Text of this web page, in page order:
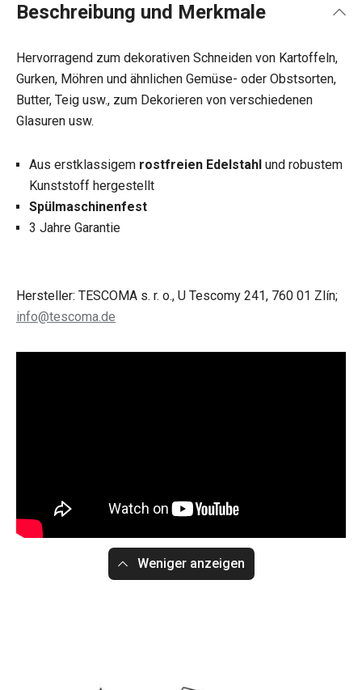
Beschreibung und Merkmale
Hervorragend zum dekorativen Schneiden von Kartoffeln,
Gurken, Möhren und ähnlichen Gemüse- oder Obstsorten,
Butter, Teig usw., zum Dekorieren von verschiedenen
Glasuren usw.
Aus erstklassigem rostfreien Edelstahl und robustem
Kunststoff hergestellt
Spülmaschinenfest
3 Jahre Garantie
Hersteller: TESCOMA s. r. o., U Tescomy 241, 760 01 Zlín;
info@tescoma.de
Weniger anzeigen